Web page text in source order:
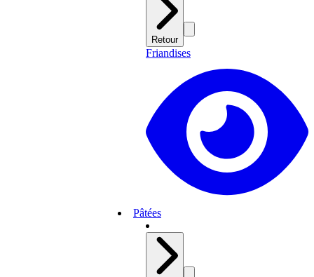
Retour
Friandises
Pâtées